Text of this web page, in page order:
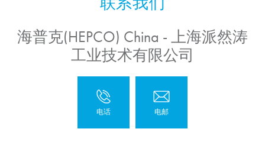
海普克(HEPCO) China - 上海派然涛
工业技术有限公司